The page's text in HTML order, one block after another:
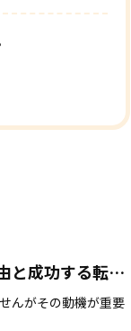
と成功する転職
んがその動機が重要